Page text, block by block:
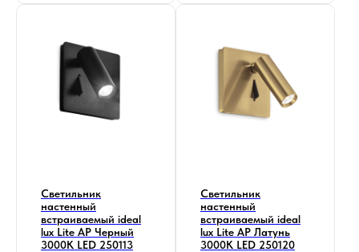
Светильник
настенный
встраиваемый ideal
lux Lite AP Черный
3000К LED 250113
Светильник
настенный
встраиваемый ideal
lux Lite AP Латунь
3000К LED 250120